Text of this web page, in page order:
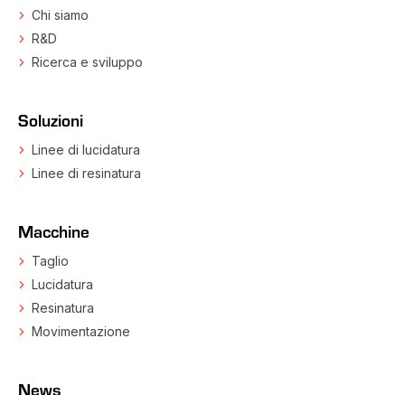
Chi siamo
R&D
Ricerca e sviluppo
Soluzioni
Linee di lucidatura
Linee di resinatura
Macchine
Taglio
Lucidatura
Resinatura
Movimentazione
News